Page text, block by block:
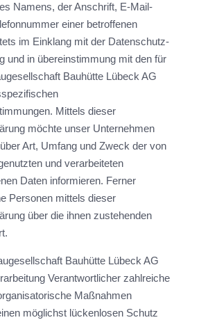
Namens, der Anschrift, E-Mail-
einer betroffenen
im Einklang mit der Datenschutz-
und in übereinstimmung mit den für
Bauhütte Lübeck AG
Mittels dieser
möchte unser Unternehmen
Art, Umfang und Zweck der von
und verarbeiteten
Daten informieren. Ferner
Personen mittels dieser
über die ihnen zustehenden
Bauhütte Lübeck AG
Verantwortlicher zahlreiche
Maßnahmen
möglichst lückenlosen Schutz